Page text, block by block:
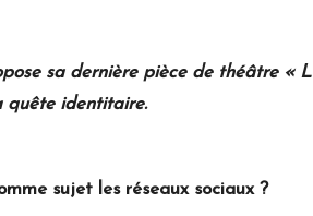
sa dernière pièce de théâtre «
quête identitaire.
sujet les réseaux sociaux ?